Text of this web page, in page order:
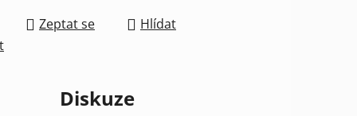
Zeptat se
Hlídat
Diskuze